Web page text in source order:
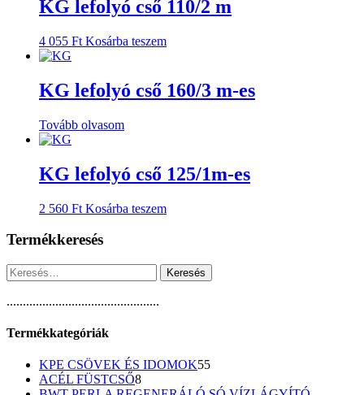
KG lefolyó cső 110/2 m
4 055 Ft Kosárba teszem
KG lefolyó cső 160/3 m-es
Tovább olvasom
KG lefolyó cső 125/1m-es
2 560 Ft Kosárba teszem
Termékkeresés
Keresés:
...............................................
Termékkategóriák
KPE CSÖVEK ÉS IDOMOK5555
ACÉL FÜSTCSŐ88